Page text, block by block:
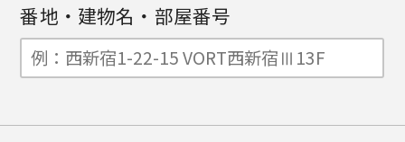
番地・建物名・部屋番号